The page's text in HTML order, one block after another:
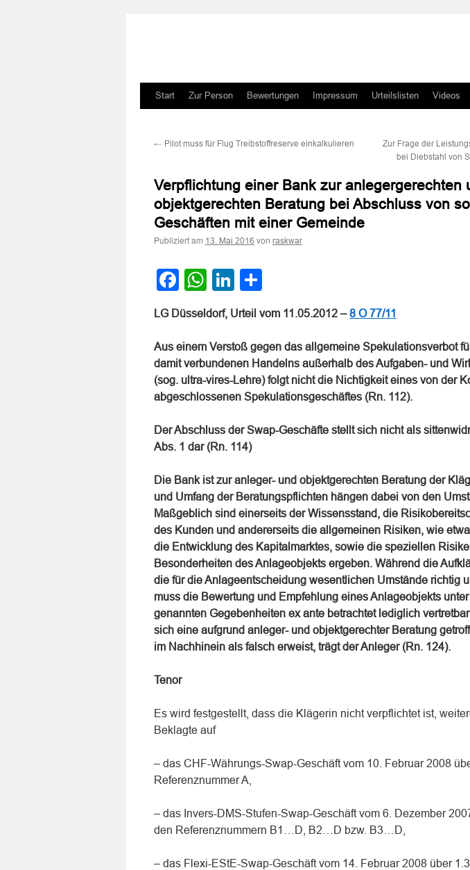
Zum
springen
Start Zur Person Bewertungen Impressum Urteilslisten Videos
← Pilot muss für Flug Treibstoffreserve einkalkulieren
Zur Frage der
bei Diebstahl von
Verpflichtung einer Bank zur anlegergerechten
objektgerechten Beratung bei Abschluss von
Geschäften mit einer Gemeinde
Publiziert am 13. Mai 2016 von raskwar
Facebook
WhatsApp
LinkedIn
LG Düsseldorf, Urteil vom 11.05.2012 –8 O 77/11
Aus einem Verstoß gegen das allgemeine Spekulationsverbot
damit verbundenen Handelns außerhalb des Aufgaben- und
(sog. ultra-vires-Lehre) folgt nicht die Nichtigkeit eines von der
abgeschlossenen Spekulationsgeschäftes (Rn. 112).
Der Abschluss der Swap-Geschäfte stellt sich nicht als
Abs. 1 dar (Rn. 114)
Die Bank ist zur anleger- und objektgerechten Beratung der
und Umfang der Beratungspflichten hängen dabei von den
Maßgeblich sind einerseits der Wissensstand, die
des Kunden und andererseits die allgemeinen Risiken, wie
die Entwicklung des Kapitalmarktes, sowie die speziellen
Besonderheiten des Anlageobjekts ergeben. Während die
die für die Anlageentscheidung wesentlichen Umstände richtig
muss die Bewertung und Empfehlung eines Anlageobjekts
genannten Gegebenheiten ex ante betrachtet lediglich
sich eine aufgrund anleger- und objektgerechter Beratung
im Nachhinein als falsch erweist, trägt der Anleger (Rn. 124).
Tenor
Es wird festgestellt, dass die Klägerin nicht verpflichtet ist,
Beklagte auf
– das CHF-Währungs-Swap-Geschäft vom 10. Februar 2008
Referenznummer A,
– das Invers-DMS-Stufen-Swap-Geschäft vom 6. Dezember
den Referenznummern B1…D, B2…D bzw. B3…D,
– das Flexi-EStE-Swap-Geschäft vom 14. Februar 2008 über